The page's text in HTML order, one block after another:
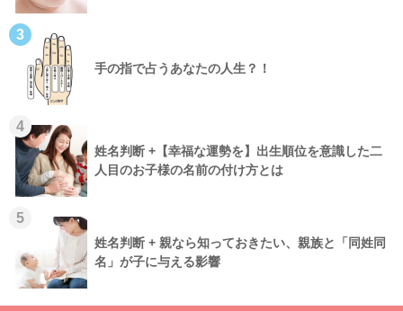
3
手の指で占うあなたの人生？！
4
姓名判断 +【幸福な運勢を】出生順位を意識した二
人目のお子様の名前の付け方とは
5
姓名判断 + 親なら知っておきたい、親族と「同姓同
名」が子に与える影響